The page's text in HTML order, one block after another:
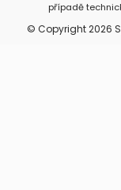
případě
© Copyright 2026